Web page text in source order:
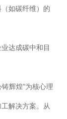
如碳纤维）的
达成碳中和目
辉煌”为核心理
解决方案。从